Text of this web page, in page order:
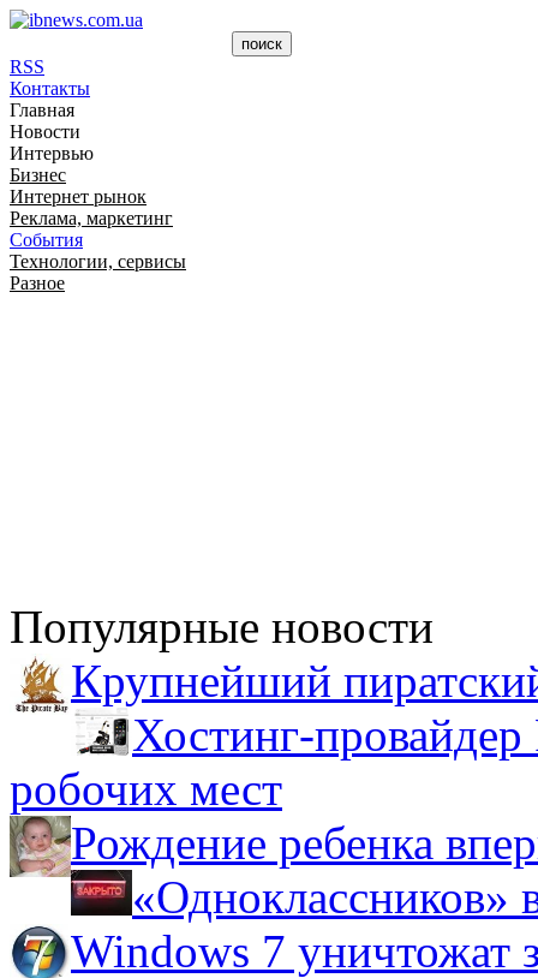
RSS
Контакты
Главная
Новости
Интервью
Бизнес
Интернет рынок
Реклама, маркетинг
События
Технологии, сервисы
Разное
Популярные новости
Крупнейший
Хостинг-
робочих мест
Рождение ребенка
«Одноклассников»
Windows 7 уничтожат